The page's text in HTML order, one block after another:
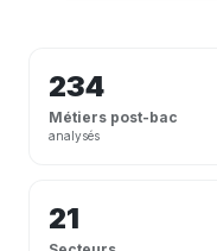
234
Métiers post-bac
analysés
21